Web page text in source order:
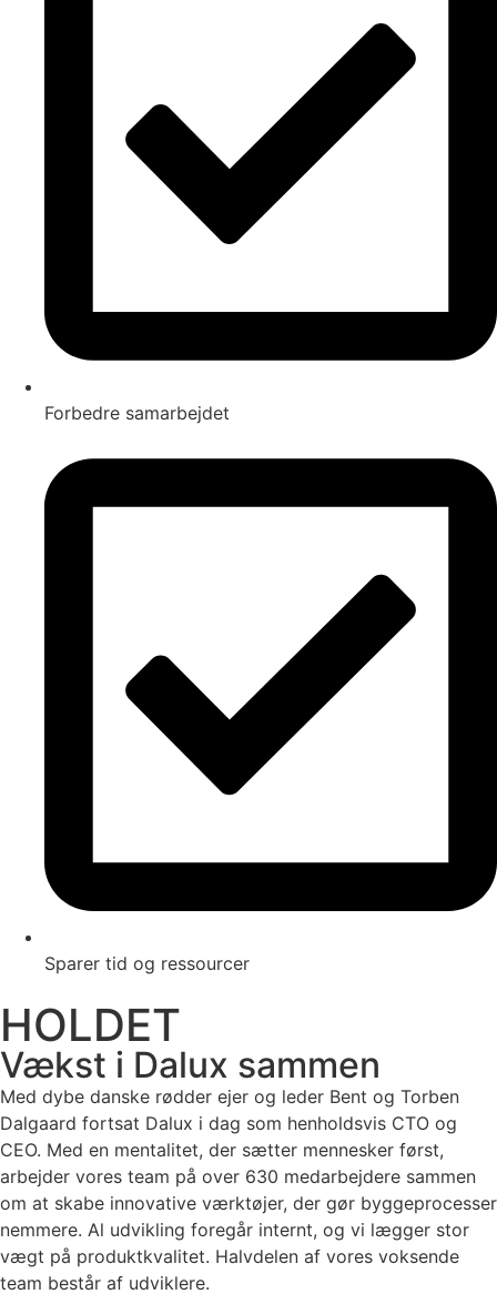
Forbedre samarbejdet
Sparer tid og ressourcer
HOLDET
Vækst i Dalux sammen
Med dybe danske rødder ejer og leder Bent og Torben
Dalgaard fortsat Dalux i dag som henholdsvis CTO og
CEO. Med en mentalitet, der sætter mennesker først,
arbejder vores team på over 630 medarbejdere sammen
om at skabe innovative værktøjer, der gør byggeprocesser
nemmere. Al udvikling foregår internt, og vi lægger stor
vægt på produktkvalitet. Halvdelen af vores voksende
team består af udviklere.